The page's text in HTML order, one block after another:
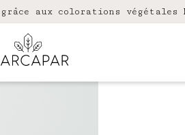
grâce aux colorations végétales